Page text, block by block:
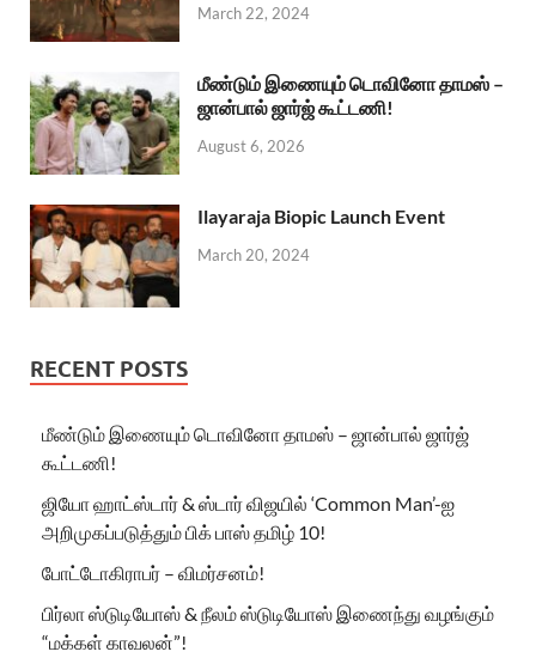
March 22, 2024
மீண்டும் இணையும் டொவினோ தாமஸ் –
ஜான்பால் ஜார்ஜ் கூட்டணி!
August 6, 2026
Ilayaraja Biopic Launch Event
March 20, 2024
RECENT POSTS
மீண்டும் இணையும் டொவினோ தாமஸ் – ஜான்பால் ஜார்ஜ்
கூட்டணி!
ஜியோ ஹாட்ஸ்டார் & ஸ்டார் விஜயில் ‘Common Man’-ஐ
அறிமுகப்படுத்தும் பிக் பாஸ் தமிழ் 10!
போட்டோகிராபர் – விமர்சனம்!
பிர்லா ஸ்டுடியோஸ் & நீலம் ஸ்டுடியோஸ் இணைந்து வழங்கும்
“மக்கள் காவலன்”!